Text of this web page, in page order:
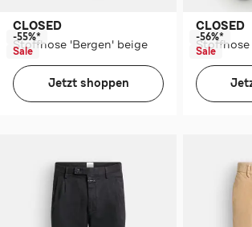
CLOSED
Stoffhose 'Bergen' beige
-55%*
Sale
Jetzt shoppen
CLOSED
-56%*
Sale